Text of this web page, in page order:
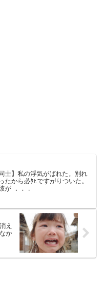
士】私の浮気がばれた。別れ
たから必ﾀﾋですがりついた。
が ．．．
え
か